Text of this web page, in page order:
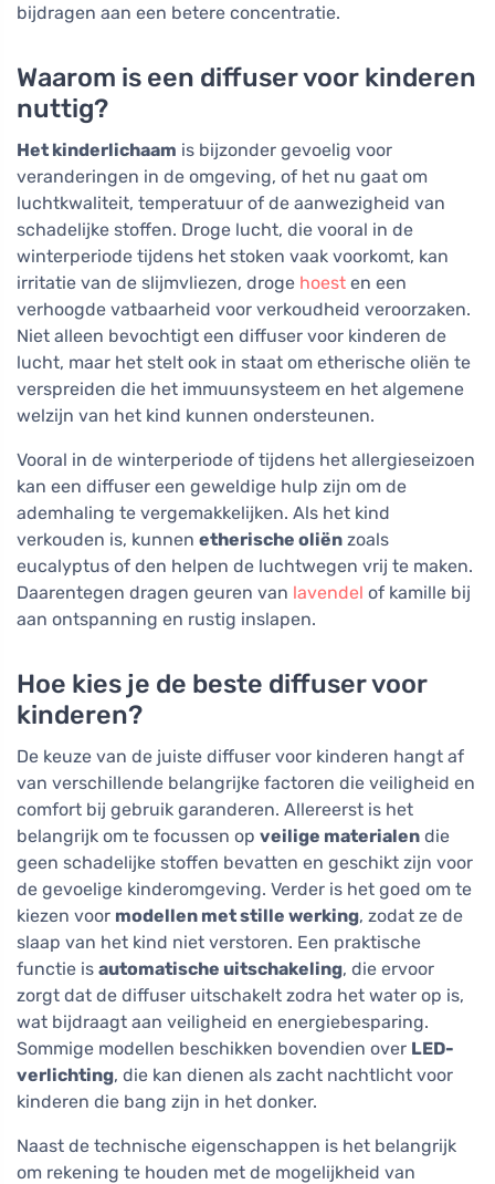
bijdragen aan een betere concentratie.
Waarom is een diffuser voor kinderen
nuttig?
Het kinderlichaam is bijzonder gevoelig voor
veranderingen in de omgeving, of het nu gaat om
luchtkwaliteit, temperatuur of de aanwezigheid van
schadelijke stoffen. Droge lucht, die vooral in de
winterperiode tijdens het stoken vaak voorkomt, kan
irritatie van de slijmvliezen, droge hoest en een
verhoogde vatbaarheid voor verkoudheid veroorzaken.
Niet alleen bevochtigt een diffuser voor kinderen de
lucht, maar het stelt ook in staat om etherische oliën te
verspreiden die het immuunsysteem en het algemene
welzijn van het kind kunnen ondersteunen.
Vooral in de winterperiode of tijdens het allergieseizoen
kan een diffuser een geweldige hulp zijn om de
ademhaling te vergemakkelijken. Als het kind
verkouden is, kunnen etherische oliën zoals
eucalyptus of den helpen de luchtwegen vrij te maken.
Daarentegen dragen geuren van lavendel of kamille bij
aan ontspanning en rustig inslapen.
Hoe kies je de beste diffuser voor
kinderen?
De keuze van de juiste diffuser voor kinderen hangt af
van verschillende belangrijke factoren die veiligheid en
comfort bij gebruik garanderen. Allereerst is het
belangrijk om te focussen op veilige materialen die
geen schadelijke stoffen bevatten en geschikt zijn voor
de gevoelige kinderomgeving. Verder is het goed om te
kiezen voor modellen met stille werking, zodat ze de
slaap van het kind niet verstoren. Een praktische
functie is automatische uitschakeling, die ervoor
zorgt dat de diffuser uitschakelt zodra het water op is,
wat bijdraagt aan veiligheid en energiebesparing.
Sommige modellen beschikken bovendien over LED-
verlichting, die kan dienen als zacht nachtlicht voor
kinderen die bang zijn in het donker.
Naast de technische eigenschappen is het belangrijk
om rekening te houden met de mogelijkheid van